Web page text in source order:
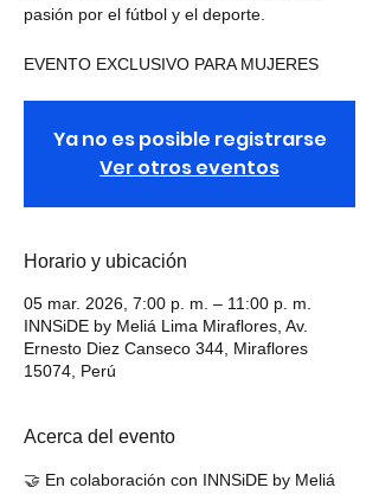
pasión por el fútbol y el deporte.
EVENTO EXCLUSIVO PARA MUJERES
Ya no es posible registrarse
Ver otros eventos
Horario y ubicación
05 mar. 2026, 7:00 p. m. – 11:00 p. m.
INNSiDE by Meliá Lima Miraflores, Av.
Ernesto Diez Canseco 344, Miraflores
15074, Perú
Acerca del evento
🤝 En colaboración con INNSiDE by Meliá